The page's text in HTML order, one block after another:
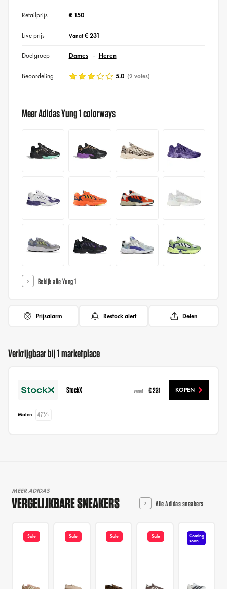
Retailprijs € 150
Live prijs Vanaf€ 231
Doelgroep Dames Heren
Beoordeling 5.0 (2 votes)
Meer Adidas Yung 1 colorways
Bekijk alle Yung 1
Prijsalarm Restock alert Delen
Verkrijgbaar bij 1 marketplace
StockX vanaf € 231 KOPEN
Maten 47⅓
MEER ADIDAS
VERGELIJKBARE SNEAKERS Alle Adidas sneakers
Sale Sale Sale Sale
Coming
soon